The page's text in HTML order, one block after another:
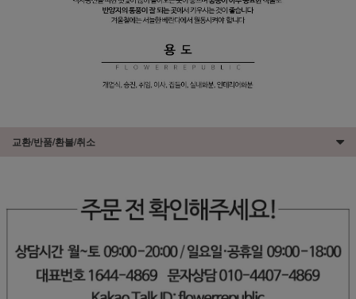
교환/반품/환불/취소